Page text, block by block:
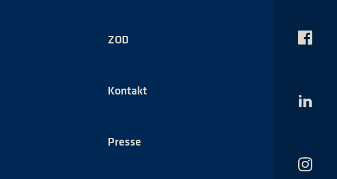
ZOD
Kontakt
Presse
Das
Das
Das